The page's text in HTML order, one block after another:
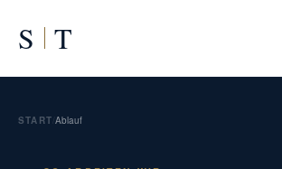
S T
START Ablauf